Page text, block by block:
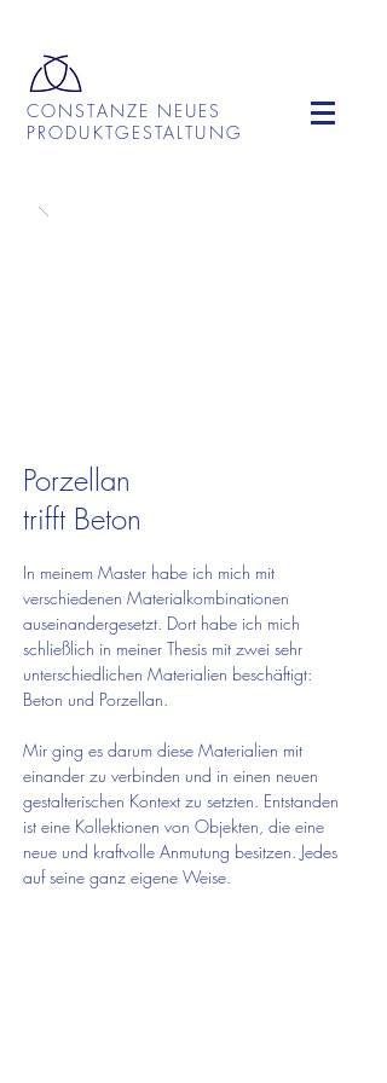
CONSTANZE NEUES
PRODUKTGESTALTUNG
Porzellan
trifft Beton
In meinem Master habe ich mich mit
verschiedenen Materialkombinationen
auseinandergesetzt. Dort habe ich mich
schließlich in meiner Thesis mit zwei sehr
unterschiedlichen Materialien beschäftigt:
Beton und Porzellan.
Mir ging es darum diese Materialien mit
einander zu verbinden und in einen neuen
gestalterischen Kontext zu setzten. Entstanden
ist eine Kollektionen von Objekten, die eine
neue und kraftvolle Anmutung besitzen. Jedes
auf seine ganz eigene Weise.